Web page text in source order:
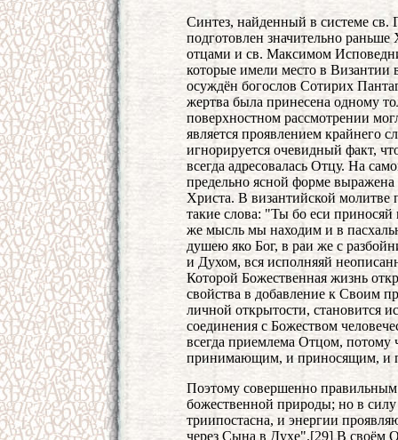
Синтез, найденный в системе св.
подготовлен значительно
отцами и св. Максимом
которые имели место в Византии
осуждён богослов Сотирих
жертва была принесена одному
поверхностном рассмотрении
является проявлением крайнего
игнорируется очевидный факт,
всегда адресовалась Отцу. На
предельно ясной форме
Христа. В византийской молитве
такие слова: "Ты бо еси
же мысль мы находим и в
душею яко Бог, в раи же с
и Духом, вся исполняяй
Которой Божественная жизнь
свойства в добавление к Своим
личной открытости, становится
соединения с Божеством
всегда приемлема Отцом, потому
принимающим, и приносящим, и
Поэтому совершенно правильным
божественной природы; но в силу
триипостасна, и энергии
через Сына в Духе".[29] В своём